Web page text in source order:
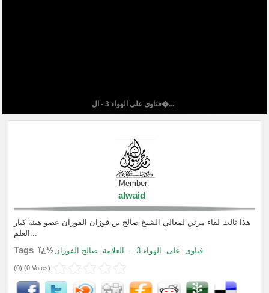
فتاوى على الهواء 3 - ال�...
Member:
alwaid
هذا ثالث لقاء مرئي لمعالي الشيخ صالح بن فوزان الفوزان عضو هيئة كبار
العلم...
Tags ï¿½ فتاوى على الهواء 3 - العلامة صالح الفوزان
(0) (0 Votes)